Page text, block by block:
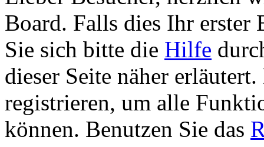
Board. Falls dies Ihr erster
Sie sich bitte die Hilfe
dieser Seite näher
registrieren, um alle
können. Benutzen Sie das